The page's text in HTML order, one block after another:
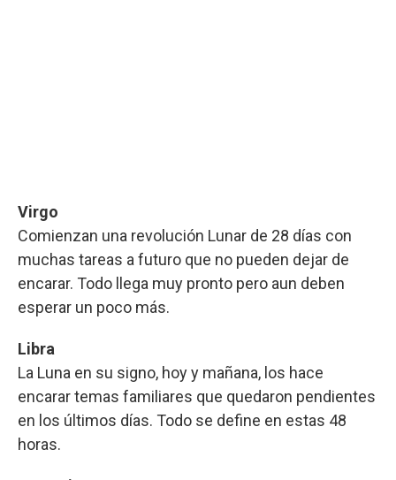
Virgo
Comienzan una revolución Lunar de 28 días con
muchas tareas a futuro que no pueden dejar de
encarar. Todo llega muy pronto pero aun deben
esperar un poco más.
Libra
La Luna en su signo, hoy y mañana, los hace
encarar temas familiares que quedaron pendientes
en los últimos días. Todo se define en estas 48
horas.